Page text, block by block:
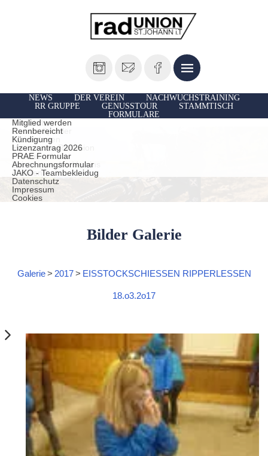
NEWS DER VEREIN
Vorstand
Unsere Sportler
TrainerInnen
Historie der Radunion
Presseberichte
Leistungen des Vereins
statuten
Datenschutz
Impressum
Cookies
NACHWUCHSTRAINING
RR GRUPPE
Ausfahrten
GENUSSTOUR
STAMMTISCH
FORMULARE
Mitglied werden
Rennbereicht
Kündigung
Lizenzantrag 2026
PRAE Formular
Abrechnungsformular
JAKO - Teambekleidug
Bilder Galerie
Galerie > 2017 > EISSTOCKSCHIESSEN RIPPERLESSEN
18.o3.2o17